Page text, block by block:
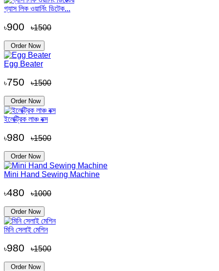
গ্যাস লিক ওয়ার্নিং ডিটেক...
৳900 ৳1500
Order Now
Egg Beater
৳750 ৳1500
Order Now
ইলেক্ট্রিক লাঞ্চ বক্স
৳980 ৳1500
Order Now
Mini Hand Sewing Machine
৳480 ৳1000
Order Now
মিনি সেলাই মেশিন
৳980 ৳1500
Order Now